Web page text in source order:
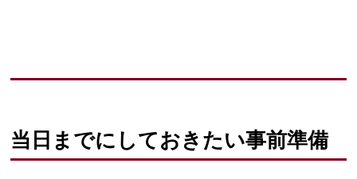
当日までにしておきたい事前準備